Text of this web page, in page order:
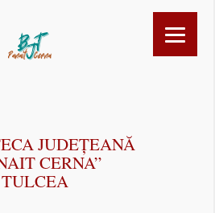
JUDEȚEANĂ
CERNA”
TULCEA